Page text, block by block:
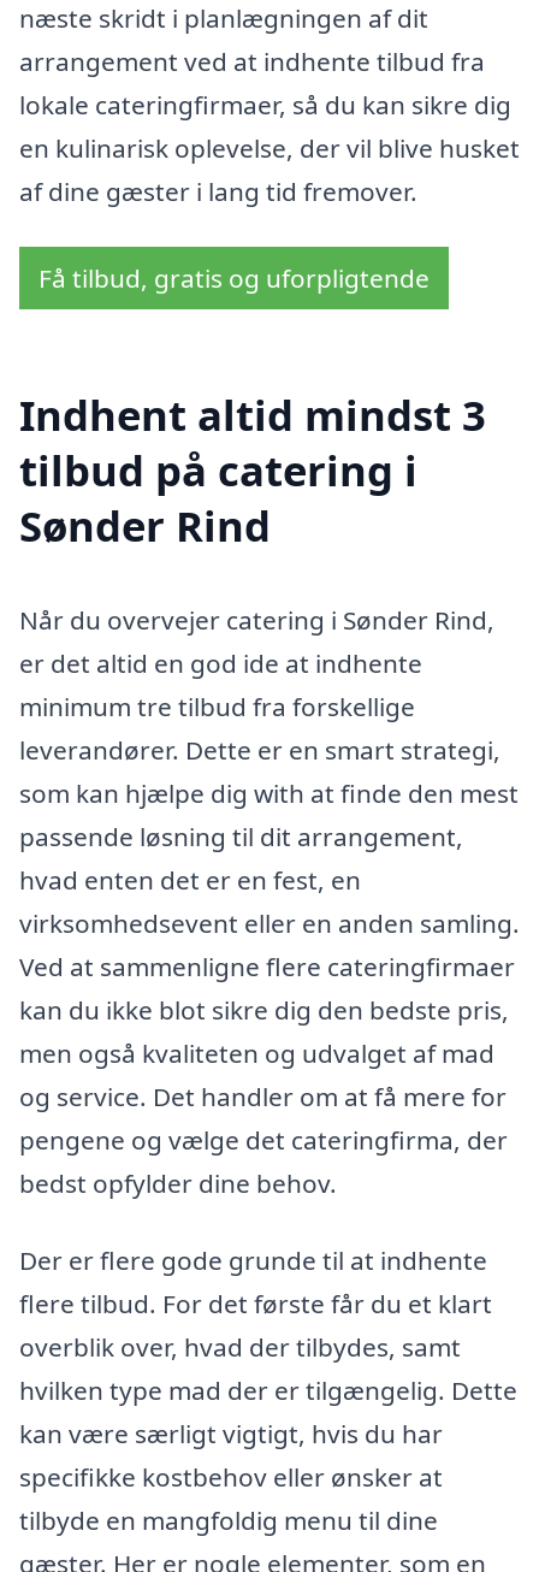
næste skridt i planlægningen af dit
arrangement ved at indhente tilbud fra
lokale cateringfirmaer, så du kan sikre dig
en kulinarisk oplevelse, der vil blive husket
af dine gæster i lang tid fremover.
Få tilbud, gratis og uforpligtende
Indhent altid mindst 3
tilbud på catering i
Sønder Rind
Når du overvejer catering i Sønder Rind,
er det altid en god ide at indhente
minimum tre tilbud fra forskellige
leverandører. Dette er en smart strategi,
som kan hjælpe dig with at finde den mest
passende løsning til dit arrangement,
hvad enten det er en fest, en
virksomhedsevent eller en anden samling.
Ved at sammenligne flere cateringfirmaer
kan du ikke blot sikre dig den bedste pris,
men også kvaliteten og udvalget af mad
og service. Det handler om at få mere for
pengene og vælge det cateringfirma, der
bedst opfylder dine behov.
Der er flere gode grunde til at indhente
flere tilbud. For det første får du et klart
overblik over, hvad der tilbydes, samt
hvilken type mad der er tilgængelig. Dette
kan være særligt vigtigt, hvis du har
specifikke kostbehov eller ønsker at
tilbyde en mangfoldig menu til dine
gæster. Her er nogle elementer, som en